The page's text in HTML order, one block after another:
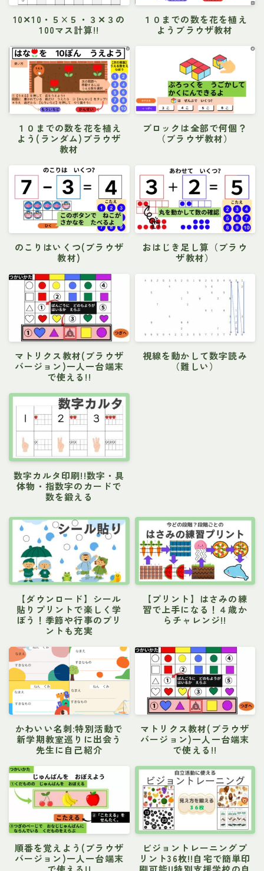
10✕10・５×５・３✕３の
100マス計算!!
１０までの数を花を植え
ようブラウザ教材
１０までの数を花を植え
よう(ランダム)ブラウザ
教材
ブロックは全部で何個？
（ブラウザ教材）
のこりはいくつ(ブラウザ
教材)
おはじき足し算（ブラウ
ザ教材）
マトリクス教材(ブラウザ
バージョン)一人一台端末
で使える!!
視線を動かして数字読み
（難しい）
数字カルタ印刷!!数字・具
体物・指数字のカードで
数を鍛える
【ダウンロード】シール
貼りプリントで楽しく学
ぼう！季節や行事のプリ
ントも充実
【プリント】はさみの練
習で上手になる！４歳か
らチャレンジ!!
かわいい名刺:特別活動で
新学期教室巡りに出会う
先生に自己紹介
マトリクス教材(ブラウザ
バージョン)一人一台端末
で使える!!
順番を覚えよう(ブラウザ
バージョン)一人一台端末
ビジョントレーニングプ
リント36枚!!自宅で簡単印